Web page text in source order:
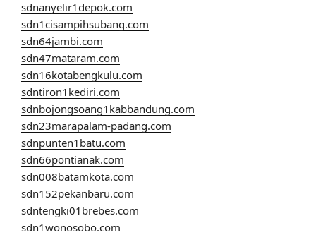
sdnanyelir1depok.com
sdn1cisampihsubang.com
sdn64jambi.com
sdn47mataram.com
sdn16kotabengkulu.com
sdntiron1kediri.com
sdnbojongsoang1kabbandung.com
sdn23marapalam-padang.com
sdnpunten1batu.com
sdn66pontianak.com
sdn008batamkota.com
sdn152pekanbaru.com
sdntengki01brebes.com
sdn1wonosobo.com